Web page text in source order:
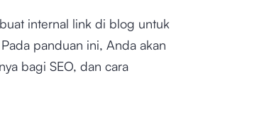
internal link di blog untuk
panduan ini, Anda akan
bagi SEO, dan cara